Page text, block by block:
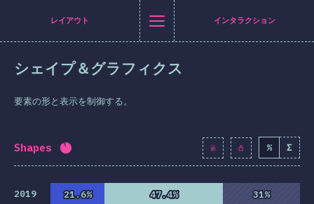
JP] general.title
[ja-JP] general.back_to_intro
[ja-JP] general.close_nav
の属性
機能
アウト
ェアにシェア
LinkedInにシェア
メールで共有
レイアウト インタラクション
シェイプ＆グラフィクス
要素の形と表示を制御する。
Shapes 回答記入率： 10222 % Σ
2019 21.6%
21.6% 47.4%
47.4% 31%
31%
Navigated to [ja-JP] general.title